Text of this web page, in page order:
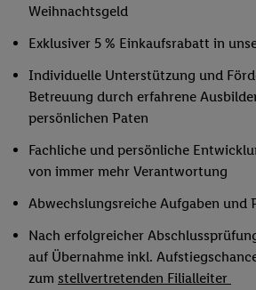
Weihnachtsgeld
Exklusiver 5 % Einkaufsrabatt in
Individuelle Unterstützung und
Betreuung durch erfahrene
persönlichen Paten
Fachliche und persönliche
von immer mehr Verantwortung
Abwechslungsreiche Aufgaben und
Nach erfolgreicher
auf Übernahme inkl.
zum stellvertretenden Filialleiter